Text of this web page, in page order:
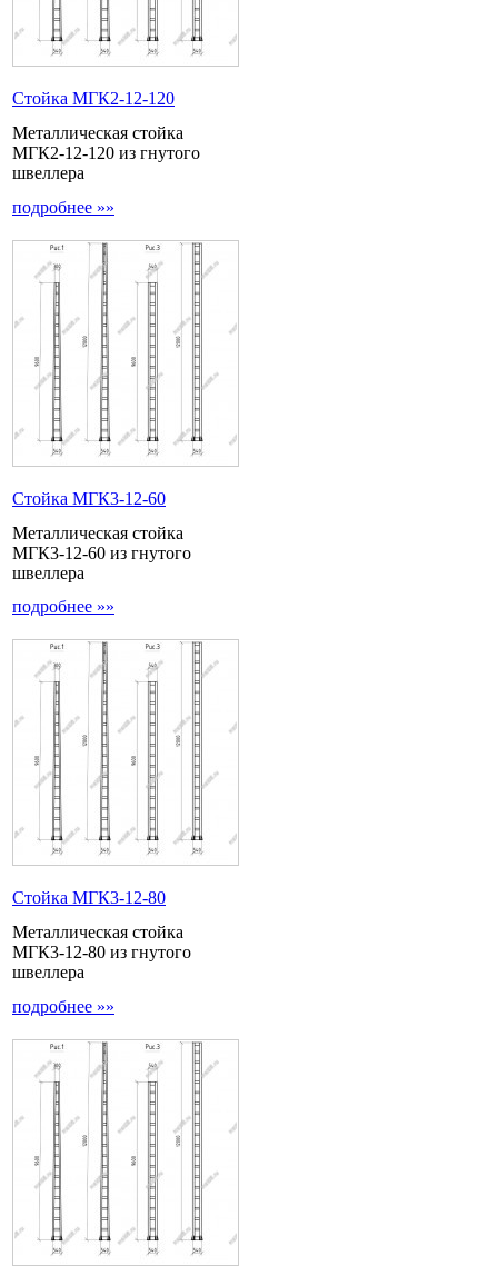
Стойка МГК2-12-120
Металлическая стойка
МГК2-12-120 из гнутого
швеллера
подробнее »»
Стойка МГК3-12-60
Металлическая стойка
МГК3-12-60 из гнутого
швеллера
подробнее »»
Стойка МГК3-12-80
Металлическая стойка
МГК3-12-80 из гнутого
швеллера
подробнее »»